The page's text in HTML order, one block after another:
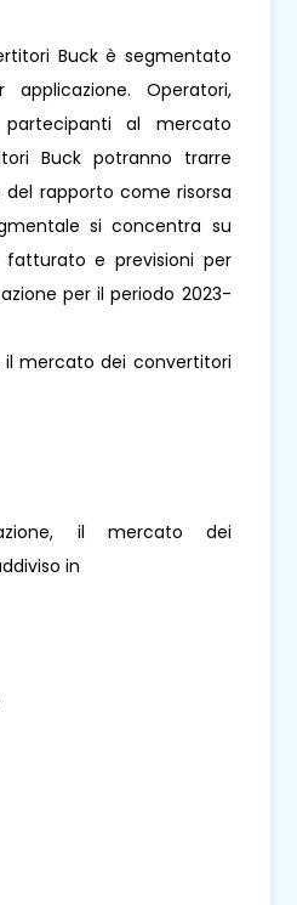
Buck è segmentato
Operatori,
al mercato
Buck potranno trarre
del rapporto come risorsa
si concentra su
e previsioni per
per il periodo 2023-
il mercato dei convertitori
il mercato dei
in